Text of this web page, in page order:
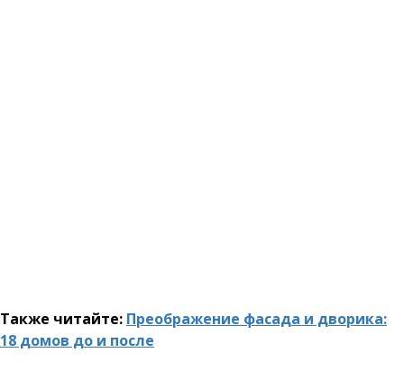
Также читайте: Преображение фасада и дворика:
18 домов до и после